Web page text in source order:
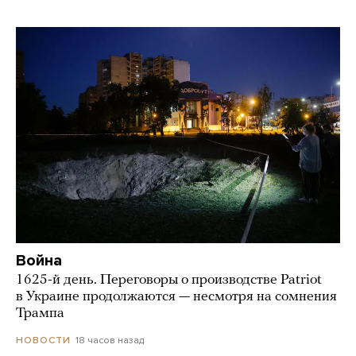
Война
1625-й день. Переговоры о производстве Patriot
в Украине продолжаются — несмотря на сомнения
Трампа
НОВОСТИ 18 часов назад